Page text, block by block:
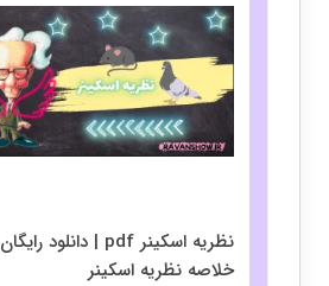
نظریه اسکینر pdf | دانلود رایگان
خلاصه نظریه اسکینر